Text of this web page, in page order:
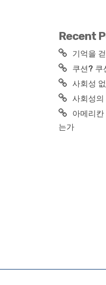
Recent
기억을
쿠션? 쿠
사회성
사회성
아메리
는가